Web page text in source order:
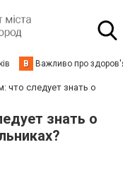
В Важливо про здоров'я
что следует знать о
знать о